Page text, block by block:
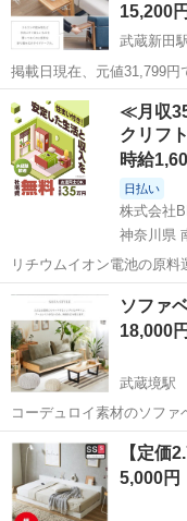
15,200円
武蔵新田
掲載日現在、元値31,799円
にストッパーも付いていま
所を変えたい時も楽々です
らお譲り頂いて1ヶ月のみ...
東京 大田区 武蔵
≪月収
クリフ
時給
日払い
株式会社
神奈川県
リチウムイオン電池の原
ワンルーム寮完備！赴任
ト免許お持ちの方、活躍
市》 人気の工場のお仕事
神奈川 相模原市 南
ソファ
18,000円
武蔵境駅
コーデュロイ素材のソフ
安くお譲りいたします。ベ
ファの脚は外せます。 組
用年数は、約2年ですが、キ
東京 三鷹市 武蔵
【定価
5,000円